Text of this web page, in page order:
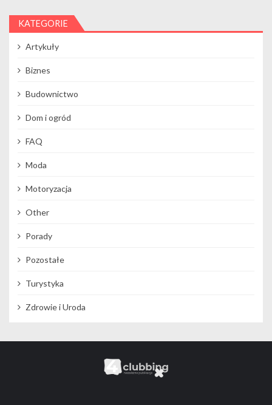
KATEGORIE
Artykuły
Biznes
Budownictwo
Dom i ogród
FAQ
Moda
Motoryzacja
Other
Porady
Pozostałe
Turystyka
Zdrowie i Uroda